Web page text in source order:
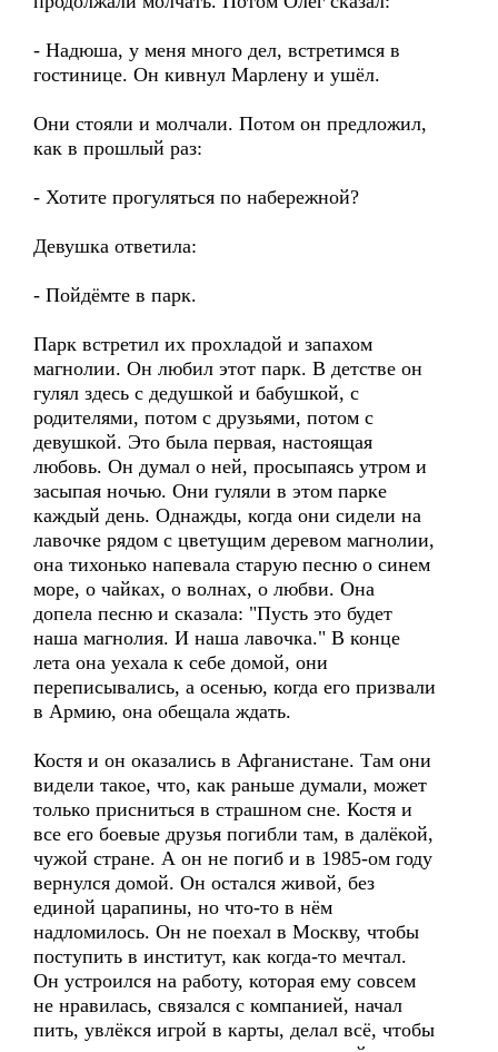
- Надюша, у меня много дел, встретимся в
гостинице. Он кивнул Марлену и ушёл.
Они стояли и молчали. Потом он предложил,
как в прошлый раз:
- Хотите прогуляться по набережной?
Девушка ответила:
- Пойдёмте в парк.
Парк встретил их прохладой и запахом
магнолии. Он любил этот парк. В детстве он
гулял здесь с дедушкой и бабушкой, с
родителями, потом с друзьями, потом с
девушкой. Это была первая, настоящая
любовь. Он думал о ней, просыпаясь утром и
засыпая ночью. Они гуляли в этом парке
каждый день. Однажды, когда они сидели на
лавочке рядом с цветущим деревом магнолии,
она тихонько напевала старую песню о синем
море, о чайках, о волнах, о любви. Она
допела песню и сказала: "Пусть это будет
наша магнолия. И наша лавочка." В конце
лета она уехала к себе домой, они
переписывались, а осенью, когда его призвали
в Армию, она обещала ждать.
Костя и он оказались в Афганистане. Там они
видели такое, что, как раньше думали, может
только присниться в страшном сне. Костя и
все его боевые друзья погибли там, в далёкой,
чужой стране. А он не погиб и в 1985-ом году
вернулся домой. Он остался живой, без
единой царапины, но что-то в нём
надломилось. Он не поехал в Москву, чтобы
поступить в институт, как когда-то мечтал.
Он устроился на работу, которая ему совсем
не нравилась, связался с компанией, начал
пить, увлёкся игрой в карты, делал всё, чтобы